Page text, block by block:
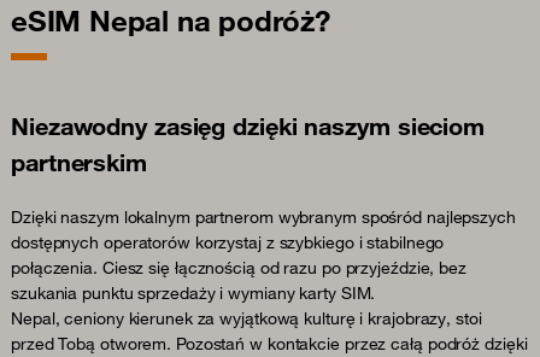
eSIM Nepal na podróż?
Niezawodny zasięg dzięki naszym sieciom
partnerskim
Dzięki naszym lokalnym partnerom wybranym spośród najlepszych
dostępnych operatorów korzystaj z szybkiego i stabilnego
połączenia. Ciesz się łącznością od razu po przyjeździe, bez
szukania punktu sprzedaży i wymiany karty SIM.
Nepal, ceniony kierunek za wyjątkową kulturę i krajobrazy, stoi
przed Tobą otworem. Pozostań w kontakcie przez całą podróż dzięki